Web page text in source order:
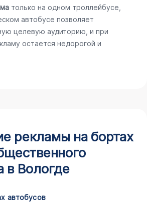
только на одном троллейбусе,
автобусе позволяет
целевую аудиторию, и при
остается недорогой и
рекламы на бортах
в Вологде
автобусов